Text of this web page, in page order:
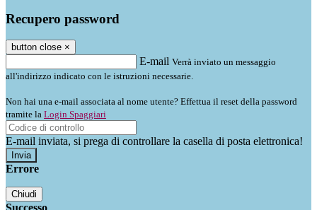
Recupero password
button close ×
E-mail Verrà inviato un messaggio
all'indirizzo indicato con le istruzioni necessarie.
Non hai una e-mail associata al nome utente? Effettua il reset della password
tramite la Login Spaggiari
E-mail inviata, si prega di controllare la casella di posta elettronica!
Errore
Chiudi